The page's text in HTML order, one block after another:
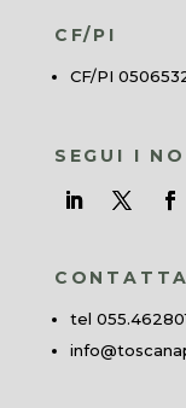
CF/PI
CF/PI
SEGUI I
tel